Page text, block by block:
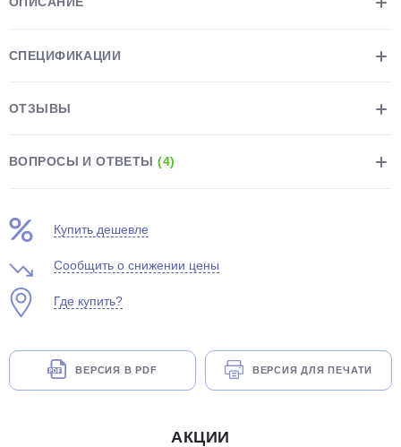
СПЕЦИФИКАЦИИ
ОТЗЫВЫ
ВОПРОСЫ И ОТВЕТЫ(4)
Купить дешевле
Сообщить о снижении цены
Где купить?
ВЕРСИЯ В PDF ВЕРСИЯ ДЛЯ ПЕЧАТИ
АКЦИИ